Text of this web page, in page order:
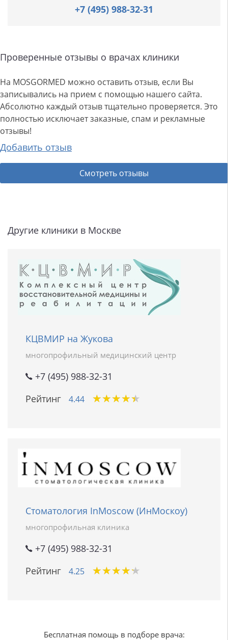
+7 (495) 988-32-31
Проверенные отзывы о врачах клиники
На MOSGORMED можно оставить отзыв, если Вы
записывались на прием с помощью нашего сайта.
Абсолютно каждый отзыв тщательно проверяется. Это
полностью исключает заказные, спам и рекламные
отзывы!
Добавить отзыв
Смотреть отзывы
Другие клиники в Москве
КЦВМИР на Жукова
многопрофильный медицинский центр
+7 (495) 988-32-31
Рейтинг
4.44 ★★★★★
★★★★★
Стоматология InMoscow (ИнМоскоу)
многопрофильная клиника
+7 (495) 988-32-31
Рейтинг
4.25 ★★★★★
★★★★★
Бесплатная помощь в подборе врача: